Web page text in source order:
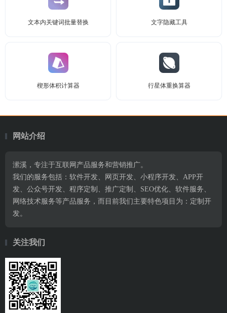
文本内关键词批量替换 文字隐藏工具
楔形体积计算器 行星体重换算器
网站介绍
潆溪，专注于互联网产品服务和营销推广。
我们的服务包括：软件开发、网页开发、小程序开发、APP开
发、公众号开发、程序定制、推广定制、SEO优化、软件服务、
网络技术服务等产品服务，而目前我们主要特色项目为：定制开
发。
关注我们